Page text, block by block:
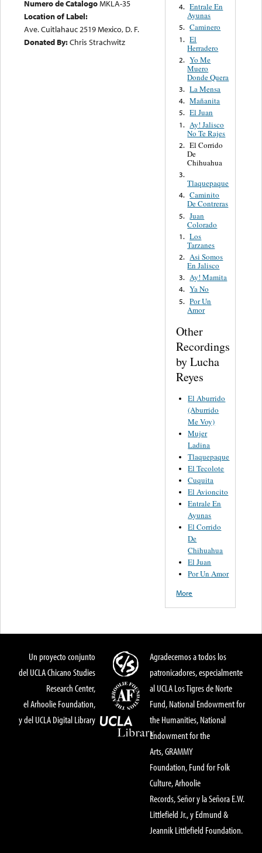
Numero de CatalogoMKLA-35
Location of Label:
Ave. Cuitlahauc 2519 Mexico, D. F.
Donated By:Chris Strachwitz
4. Entrale En
Ayunas
5. Caminero
1. El
Herradero
2. Yo Me
Muero
Donde Quera
3. La Mensa
4. Mañanita
5. El Juan
1. Ay! Jalisco
No Te Rajes
2. El Corrido
De
Chihuahua
3.
Tlaquepaque
4. Caminito
De Contreras
5. Juan
Colorado
1. Los
Tarzanes
2. Asi Somos
En Jalisco
3. Ay! Mamita
4. Ya No
5. Por Un
Amor
Other
Recordings
by Lucha
Reyes
El Aburrido
(Aburrido
Me Voy)
Mujer
Ladina
Tlaquepaque
El Tecolote
Cuquita
El Avioncito
Entrale En
Ayunas
El Corrido
De
Chihuahua
El Juan
Por Un Amor
More
Un proyecto conjunto
del UCLA Chicano Studies
Research Center,
el Arhoolie Foundation,
y del UCLA Digital Library
Agradecemos a todos los
patronicadores, especialmente
al UCLA Los Tigres de Norte
Fund, National Endowment for
the Humanities, National
Endowment for the
Arts, GRAMMY
Foundation, Fund for Folk
Culture, Arhoolie
Records, Señor y la Señora E.W.
Littlefield Jr., y Edmund &
Jeannik Littlefield Foundation.